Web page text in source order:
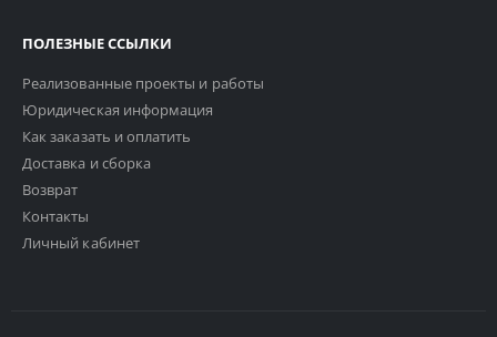
ПОЛЕЗНЫЕ ССЫЛКИ
Реализованные проекты и работы
Юридическая информация
Как заказать и оплатить
Доставка и сборка
Возврат
Контакты
Личный кабинет